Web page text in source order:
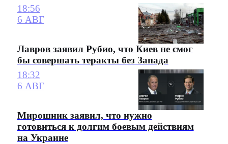
18:56
6 АВГ
Лавров заявил Рубио, что Киев не смог
бы совершать теракты без Запада
18:32
6 АВГ
Мирошник заявил, что нужно
готовиться к долгим боевым действиям
на Украине